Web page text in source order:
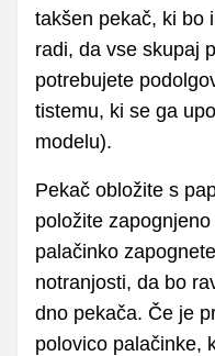
takšen pekač, ki bo
radi, da vse skupaj
potrebujete
tistemu, ki se ga
modelu).
Pekač obložite s
položite
palačinko
notranjosti, da bo
dno pekača. Če je
polovico palačinke,